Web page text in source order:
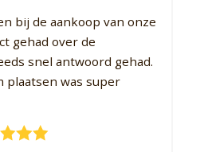
snelle levertijden